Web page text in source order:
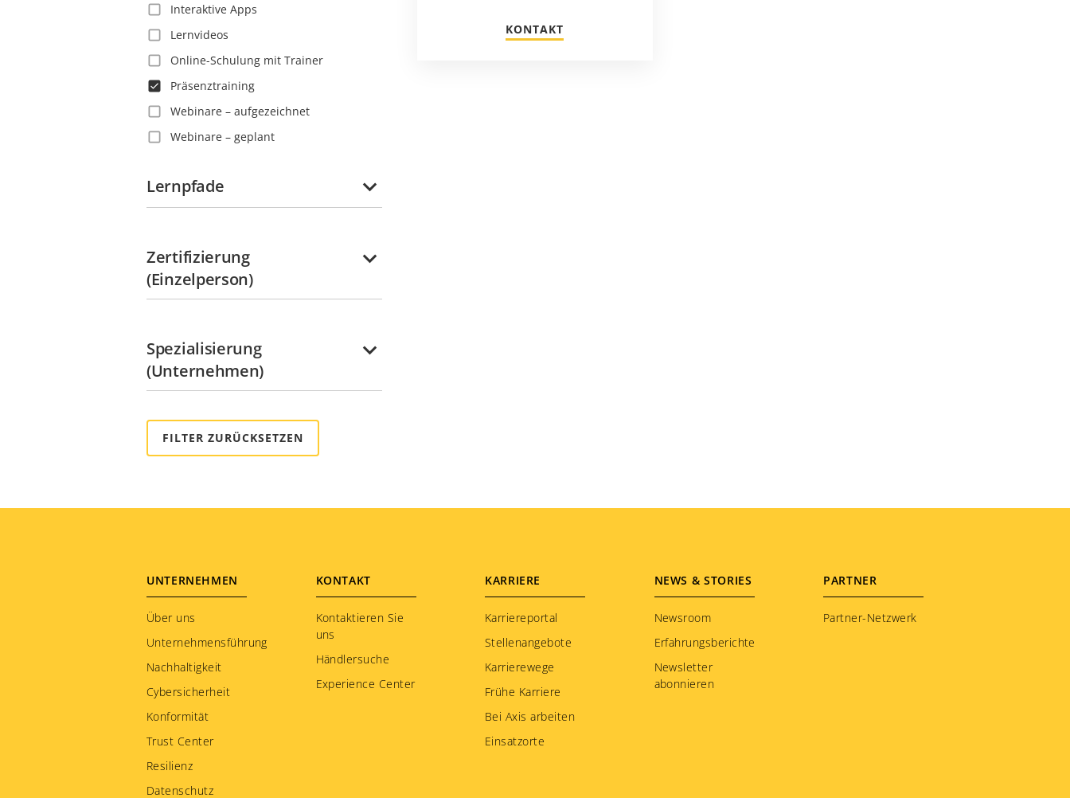
Grenada
Großbritannien
Guadeloupe
Guatemala
Guyana
Haiti
Hongkong
Irland
Italien
Japan
Jungferninseln
Kanada
Korea
Tschechisch
Türkisch
Vietnamesisch
Interaktive Apps
Lernvideos
Online-Schulung mit Trainer
Präsenztraining
Webinare – aufgezeichnet
Webinare – geplant
Lernpfade
Zertifizierung
(Einzelperson)
Spezialisierung
(Unternehmen)
KONTAKT
Footer
menu
UNTERNEHMEN
Über uns
Unternehmensführung
Nachhaltigkeit
Cybersicherheit
Konformität
Trust Center
Resilienz
Datenschutz
KONTAKT
Kontaktieren Sie
uns
Händlersuche
Experience Center
KARRIERE
Karriereportal
Stellenangebote
Karrierewege
Frühe Karriere
Bei Axis arbeiten
Einsatzorte
NEWS & STORIES
Newsroom
Erfahrungsberichte
Newsletter
abonnieren
PARTNER
Partner-Netzwerk